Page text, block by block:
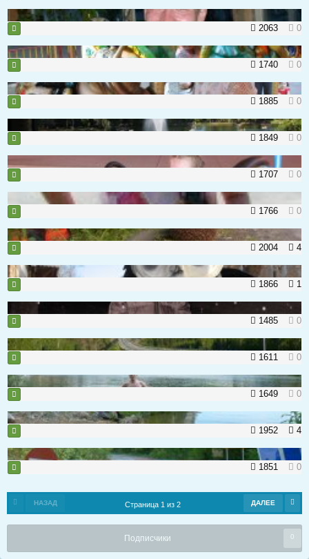
0
2063
0
1740
0
1885
0
1849
0
1707
0
1766
4
2004
1
1866
0
1485
0
1611
0
1649
4
1952
0
1851
НАЗАД ДАЛЕЕ
Страница 1 из 2
Подписчики 0